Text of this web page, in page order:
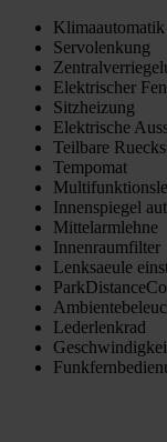
Klimaautomatik
Servolenkung
Elektrischer
Sitzheizung
Elektrische
Teilbare
Tempomat
Innenspiegel
Mittelarmlehne
Innenraumfilter
Lenksaeule
Lederlenkrad